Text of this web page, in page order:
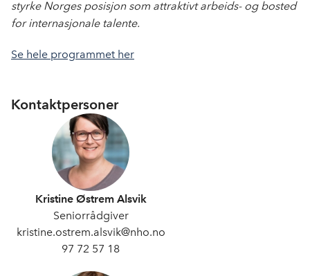
styrke Norges posisjon som attraktivt arbeids- og bosted
for internasjonale talente.
Se hele programmet her
Kontaktpersoner
Kristine Østrem Alsvik
Seniorrådgiver
kristine.ostrem.alsvik@nho.no
97 72 57 18